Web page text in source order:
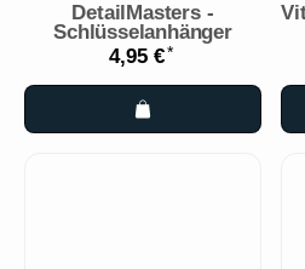
DetailMasters -
Schlüsselanhänger
4,95 €*